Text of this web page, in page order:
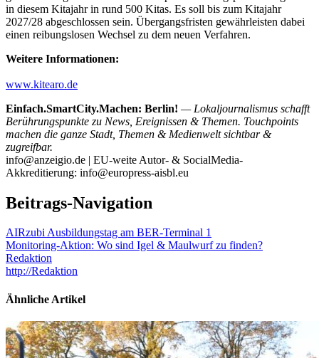
in diesem Kitajahr in rund 500 Kitas. Es soll bis zum Kitajahr
2027/28 abgeschlossen sein. Übergangsfristen gewährleisten dabei
einen reibungslosen Wechsel zu dem neuen Verfahren.
Weitere Informationen:
www.kitearo.de
Einfach.SmartCity.Machen: Berlin! — Lokaljournalismus schafft
Berührungspunkte zu News, Ereignissen & Themen. Touchpoints
machen die ganze Stadt, Themen & Medienwelt sichtbar &
zugreifbar.
info@anzeigio.de | EU-weite Autor- & SocialMedia-
Akkreditierung: info@europress-aisbl.eu
Beitrags-Navigation
AIRzubi Ausbildungstag am BER-Terminal 1
Monitoring-Aktion: Wo sind Igel & Maulwurf zu finden?
Redaktion
http://Redaktion
Ähnliche Artikel